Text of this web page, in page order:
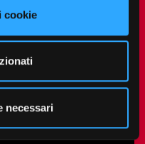
cookie
necessari